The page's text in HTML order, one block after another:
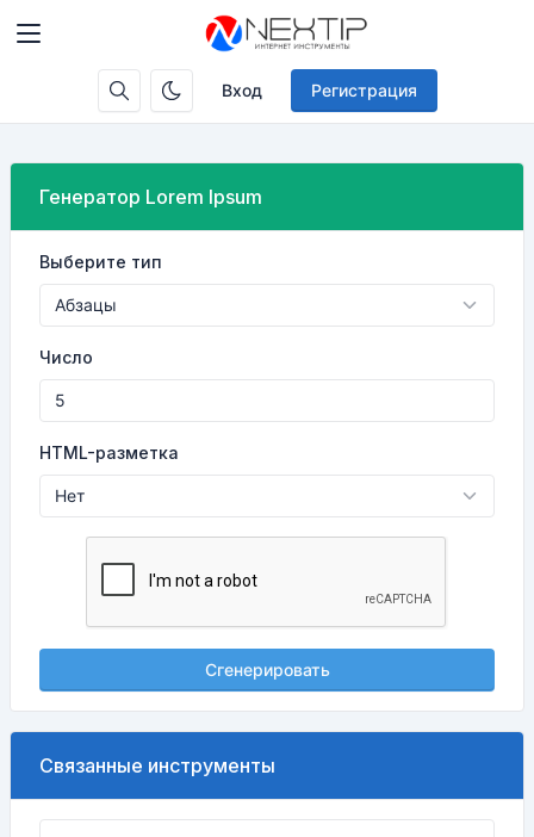
Вход Регистрация
Генератор Lorem Ipsum
Выберите тип
Число
HTML-разметка
Сгенерировать
Связанные инструменты